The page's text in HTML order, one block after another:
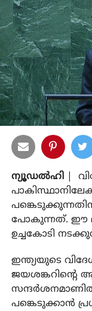
ന്യൂഡല്‍ഹി|
പോകുന്നത്. ഈ
ഉച്ചകോടി
ഇന്ത്യയുടെ
ജയശങ്കറിന്റെ
പങ്കെടുക്കാന്‍